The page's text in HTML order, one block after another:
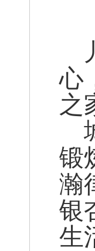
心
之
锻
瀚
银
生